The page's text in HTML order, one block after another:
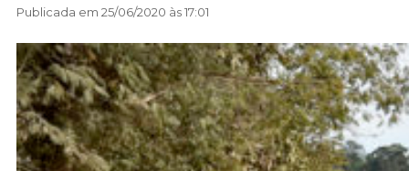
Publicada em 25/06/2020 às 17:01